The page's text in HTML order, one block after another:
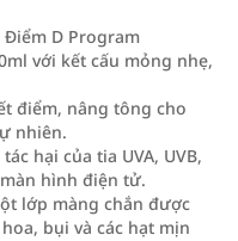
Điểm D Program
với kết cấu mỏng nhẹ,
điểm, nâng tông cho
nhiên.
hại của tia UVA, UVB,
hình điện tử.
lớp màng chắn được
bụi và các hạt mịn